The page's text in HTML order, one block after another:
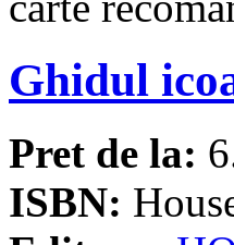
Ghidul
Pret de la:
ISBN: